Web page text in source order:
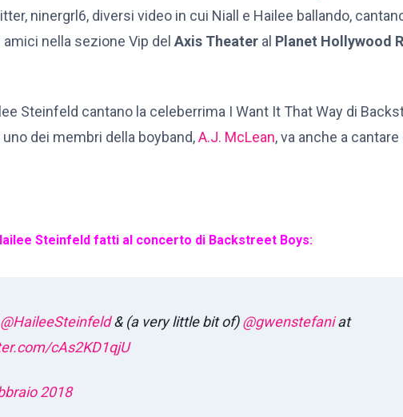
ninergrl6, diversi video in cui Niall e Hailee ballando,
nella sezione Vip del Axis Theater al Planet Hollywood
Steinfeld cantano la celeberrima I Want It That Way di
dei membri della boyband,A.J. McLean, va anche a cantare
Steinfeld fatti al concerto di Backstreet Boys:
@HaileeSteinfeld& (a very little bit of)@gwenstefaniat
cAs2KD1qjU
2018